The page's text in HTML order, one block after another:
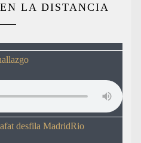
LA DISTANCIA
desfila MadridRio